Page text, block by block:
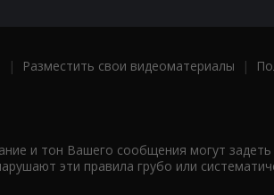
| Разместить свои видеоматериалы |
и тон Вашего сообщения могут
эти правила грубо или